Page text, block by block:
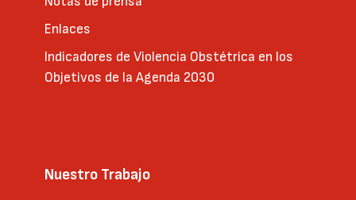
Enlaces
Indicadores de Violencia Obstétrica en los
Objetivos de la Agenda 2030
Nuestro Trabajo